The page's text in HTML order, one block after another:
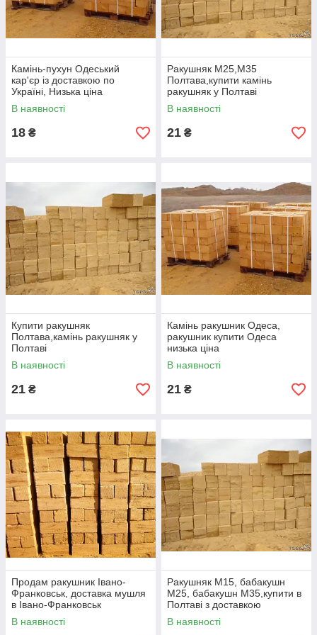
Дніпро
Запоріжжя
Чернігів
Миколаїв
та інші регіони України.
бонус: 25 блоків ракушняка
безкоштовно
Прямі поставки з кар’єру.
Найкращі ціни без посередників.
Гарантія якості та відповідність ДСТУ.
Швидка доставка до об’єкта.
🌟Ваш дім починається з якісного матеріалу!
📞Телефонуйте прямо зараз: ☎ 098- 784-6838☎050-
📍Підприємство "ОДЕСЬКИЙ КАМ'ЯНИЙ КАР'ЄР
РАКУШНЯКА"
Купити Одеський блок ракушняк — це вигідне рішення
для вашого будівництва!
Якщо потрібні додаткові правки чи уточнення, дайте знати! 😊
—Сьогодніракушняк в Одесі
здебільшого застосовують для
будівництва малоповерхових житлових будинків (до 5
поверхів), господарських і промислових будівель. При цьому
вага стін блоків ракушняка буде в 2 рази нижчою, ніж маса
Камінь-пухун Одеський
кар'єр із доставкою по
Україні, Низька ціна
В наявності
18 ₴
Ракушняк М25,М35
Полтава,купити камінь
ракушняк у Полтаві
В наявності
21 ₴
Купити ракушняк
Полтава,камінь ракушняк у
Полтаві
В наявності
21 ₴
Камінь ракушник Одеса,
ракушник купити Одеса
низька ціна
В наявності
21 ₴
Продам ракушник Івано-
Франковськ, доставка мушля
в Івано-Франковськ
В наявності
Ракушняк М15, бабакушн
М25, бабакушн М35,купити в
Полтаві з доставкою
В наявності